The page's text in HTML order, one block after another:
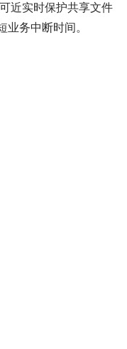
近实时保护共享文件
务中断时间。